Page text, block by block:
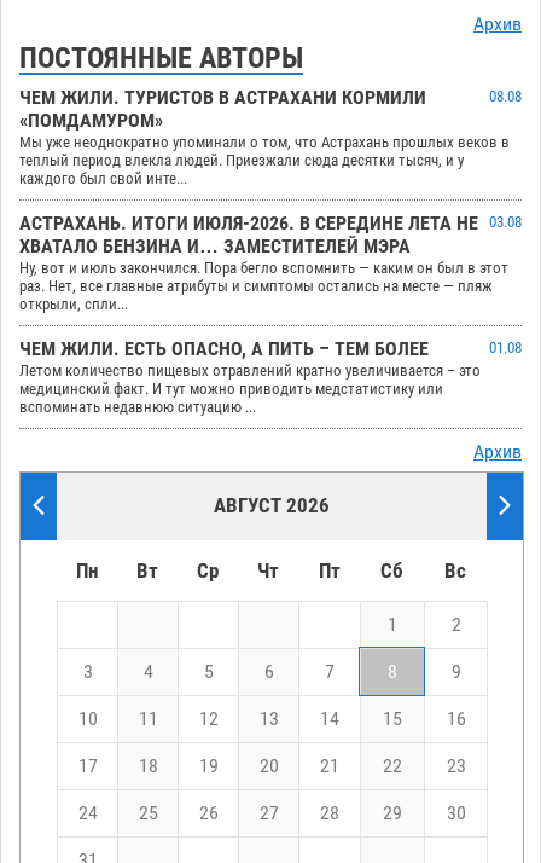
Архив
ПОСТОЯННЫЕ АВТОРЫ
ЧЕМ ЖИЛИ. ТУРИСТОВ В АСТРАХАНИ КОРМИЛИ
«ПОМДАМУРОМ»
08.08
Мы уже неоднократно упоминали о том, что Астрахань прошлых веков в
теплый период влекла людей. Приезжали сюда десятки тысяч, и у
каждого был свой инте...
АСТРАХАНЬ. ИТОГИ ИЮЛЯ-2026. В СЕРЕДИНЕ ЛЕТА НЕ
ХВАТАЛО БЕНЗИНА И… ЗАМЕСТИТЕЛЕЙ МЭРА
03.08
Ну, вот и июль закончился. Пора бегло вспомнить — каким он был в этот
раз. Нет, все главные атрибуты и симптомы остались на месте — пляж
открыли, спли...
ЧЕМ ЖИЛИ. ЕСТЬ ОПАСНО, А ПИТЬ – ТЕМ БОЛЕЕ
01.08
Летом количество пищевых отравлений кратно увеличивается – это
медицинский факт. И тут можно приводить медстатистику или
вспоминать недавнюю ситуацию ...
Архив
АВГУСТ 2026
Пн Вт Ср Чт Пт Сб Вс
1 2
3 4 5 6 7 8 9
10 11 12 13 14 15 16
17 18 19 20 21 22 23
24 25 26 27 28 29 30